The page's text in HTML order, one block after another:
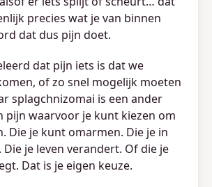
precies wat je van binnen
dat dus pijn doet.
dat pijn iets is dat we
of zo snel mogelijk moeten
splagchnizomai is een ander
pijn waarvoor je kunt kiezen om
Die je kunt omarmen. Die je in
je leven verandert. Of die je
Dat is je eigen keuze.